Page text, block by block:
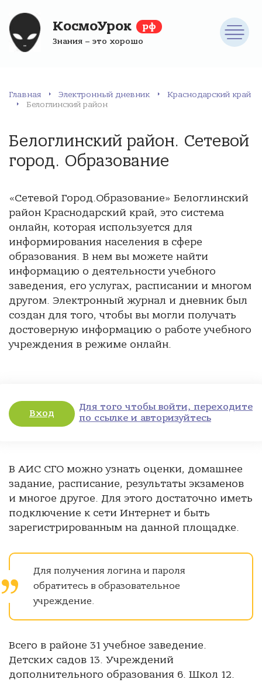
КосмоУрок рф
Знания – это хорошо
Главная Электронный дневник
Краснодарский край
Белоглинский район
Белоглинский район. Сетевой
город. Образование
«Сетевой Город.Образование» Белоглинский
район Краснодарский край, это система
онлайн, которая используется для
информирования населения в сфере
образования. В нем вы можете найти
информацию о деятельности учебного
заведения, его услугах, расписании и многом
другом. Электронный журнал и дневник был
создан для того, чтобы вы могли получать
достоверную информацию о работе учебного
учреждения в режиме онлайн.
Вход
Для того чтобы войти, переходите
по ссылке и авторизуйтесь
В АИС СГО можно узнать оценки, домашнее
задание, расписание, результаты экзаменов
и многое другое. Для этого достаточно иметь
подключение к сети Интернет и быть
зарегистрированным на данной площадке.
Для получения логина и пароля
обратитесь в образовательное
учреждение.
Всего в районе 31 учебное заведение.
Детских садов 13. Учреждений
дополнительного образования 6. Школ 12.